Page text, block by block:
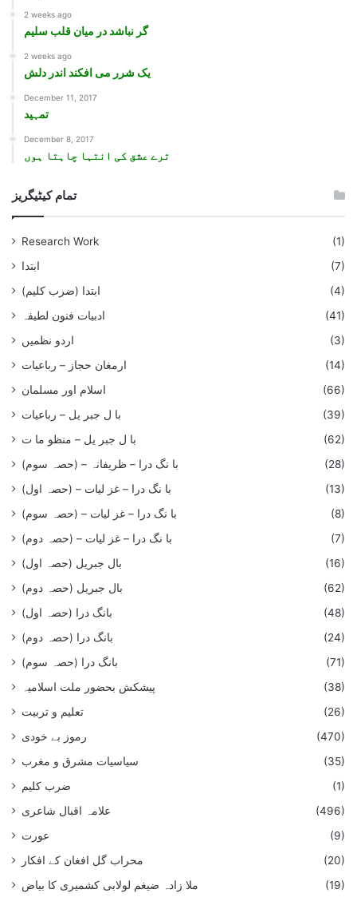
2 weeks ago
گر نباشد در میان قلب سلیم
2 weeks ago
یک شرر می افکند اندر دلش
December 11, 2017
تمہید
December 8, 2017
ترے عشق کی انتہا چاہتا ہوں
تمام کیٹیگریز
Research Work
(1)
ابتدا
(7)
ابتدا (ضرب کلیم)
(4)
ادبیات فنون لطیفہ
(41)
اردو نظمیں
(3)
ارمغان حجاز – رباعیات
(14)
اسلام اور مسلمان
(66)
با ل جبر یل – رباعيات
(39)
با ل جبر یل – منظو ما ت
(62)
با نگ درا – ظریفانہ – (حصہ سوم)
(28)
با نگ درا – غز ليات – (حصہ اول)
(13)
با نگ درا – غز ليات – (حصہ سوم)
(8)
با نگ درا – غز لیات – (حصہ دوم)
(7)
بال جبریل (حصہ اول)
(16)
بال جبریل (حصہ دوم)
(62)
بانگ درا (حصہ اول)
(48)
بانگ درا (حصہ دوم)
(24)
بانگ درا (حصہ سوم)
(71)
پیشکش بحضور ملت اسلامیہ
(38)
تعلیم و تربیت
(26)
رموز بے خودی
(470)
سیاسیات مشرق و مغرب
(35)
ضرب کلیم
(1)
علامہ اقبال شاعری
(496)
عورت
(9)
محراب گل افغان کے افکار
(20)
ملا زادہ ضیغم لولابی کشمیری کا بیاض
(19)